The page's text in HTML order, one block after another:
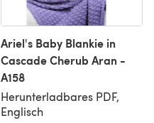
Ariel's Baby Blankie in
Cascade Cherub Aran -
A158
Herunterladbares PDF,
Englisch